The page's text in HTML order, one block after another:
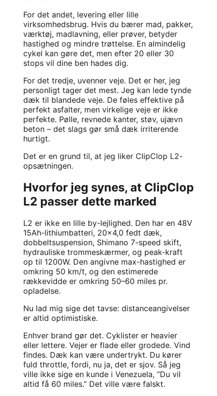
For det andet, levering eller lille
virksomhedsbrug. Hvis du bærer mad, pakker,
værktøj, madlavning, eller prøver, betyder
hastighed og mindre trøttelse. En almindelig
cykel kan gøre det, men efter 20 eller 30
stops vil dine ben hades dig.
For det tredje, uvenner veje. Det er her, jeg
personligt tager det mest. Jeg kan lede tynde
dæk til blandede veje. De føles effektive på
perfekt asfalter, men virkelige veje er ikke
perfekte. Pølle, revnede kanter, støv, ujævn
beton – det slags gør små dæk irriterende
hurtigt.
Det er en grund til, at jeg liker ClipClop L2-
opsætningen.
Hvorfor jeg synes, at ClipClop
L2 passer dette marked
L2 er ikke en lille by-lejlighed. Den har en 48V
15Ah-lithiumbatteri, 20×4,0 fedt dæk,
dobbeltsuspension, Shimano 7-speed skift,
hydrauliske trommeskærmer, og peak-kraft
op til 1200W. Den angivne max-hastighed er
omkring 50 km/t, og den estimerede
rækkevidde er omkring 50–60 miles pr.
opladelse.
Nu lad mig sige det tavse: distanceangivelser
er altid optimistiske.
Enhver brand gør det. Cyklister er heavier
eller lettere. Vejer er flade eller grodede. Vind
findes. Dæk kan være undertrykt. Du kører
fuld throttle, fordi, nu ja, det er sjov. Så jeg
ville ikke sige en kunde i Venezuela, “Du vil
altid få 60 miles.” Det ville være falskt.